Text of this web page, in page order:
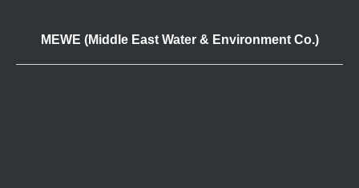
MEWE (Middle East Water & Environment Co.)